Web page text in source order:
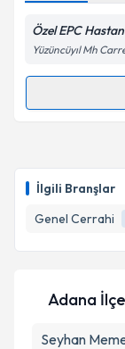
İlgili Branşlar
Genel Cerrahi
Metni
Özel EPC
Yüzüncüyıl Mh
takvim
E-posta
Metni
Adana
Seyhan